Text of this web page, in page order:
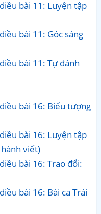
bài 11: Luyện tập
bài 11: Góc sáng
bài 11: Tự đánh
bài 16: Biểu tượng
bài 16: Luyện tập
viết)
bài 16: Trao đổi:
bài 16: Bài ca Trái